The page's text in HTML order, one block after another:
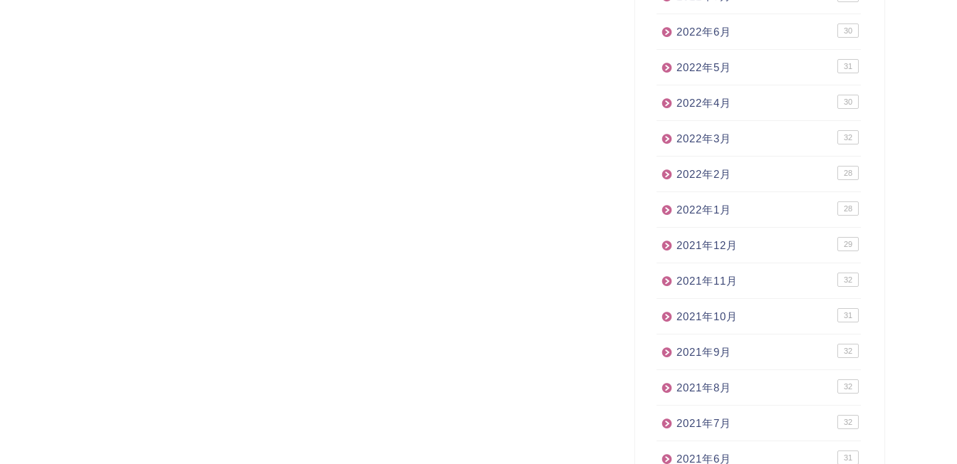
2022年6月 30
2022年5月 31
2022年4月 30
2022年3月 32
2022年2月 28
2022年1月 28
2021年12月 29
2021年11月 32
2021年10月 31
2021年9月 32
2021年8月 32
2021年7月 32
2021年6月 31